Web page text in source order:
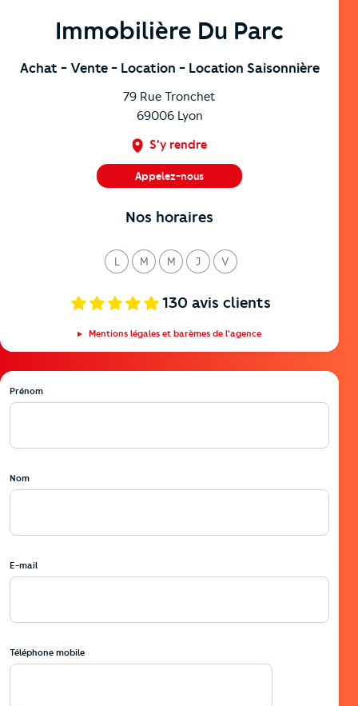
Immobilière Du Parc
Achat - Vente - Location - Location Saisonnière
79 Rue Tronchet
69006 Lyon
S'y rendre
Appelez-nous
Nos horaires
L
undi
M
ardi
M
ercredi
J
eudi
V
endredi
130avis clients
Mentions légales et barèmes de l'agence
Prénom
Nom
E-mail
Téléphone mobile